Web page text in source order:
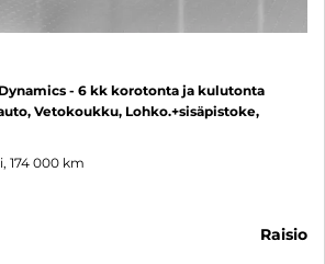
- 6 kk korotonta ja kulutonta
Vetokoukku, Lohko.+sisäpistoke,
174 000 km
raisio